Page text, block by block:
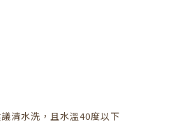
清水洗，且水溫40度以下